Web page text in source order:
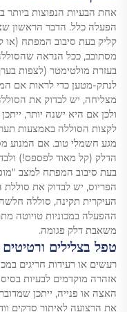
אחת הבעיות הנפוצות ביותר
הפעלה כלל. הדבר הראשון
קליק בעת סיבוב המפתח (או
מסתובב, ככל הנראה
לנתק-מטען כדי לראות אם
ולכן אם היא ישנה יותר,
לקצות הסוללה באמצעות
מגע חשמלי טוב. אם המנוע
הדלק (קל מאוד לפספס!)
בעת סיבוב המפתח למצב
משאבת דלק פגומה.
טפל בצלילים ורטיטים
רעשים או רעידות חריגים
אזהרה מוקדמים לבעיות
האצה או פנייה, ייתכן
את הרצועה לאיתור סדקים